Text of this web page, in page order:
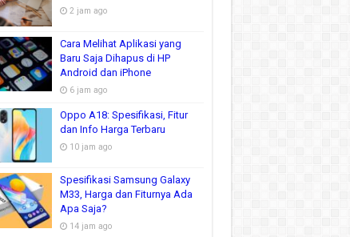
2 jam ago
Cara Melihat Aplikasi yang
Baru Saja Dihapus di HP
Android dan iPhone
6 jam ago
Oppo A18: Spesifikasi, Fitur
dan Info Harga Terbaru
10 jam ago
Spesifikasi Samsung Galaxy
M33, Harga dan Fiturnya Ada
Apa Saja?
14 jam ago